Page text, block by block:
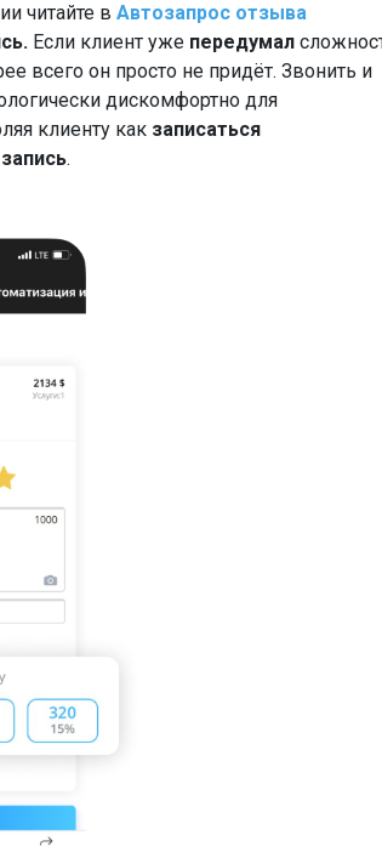
читайте в Автозапрос отзыва
Если клиент уже передумал
всего он просто не придёт. Звонить и
дискомфортно для
клиенту как записаться
.